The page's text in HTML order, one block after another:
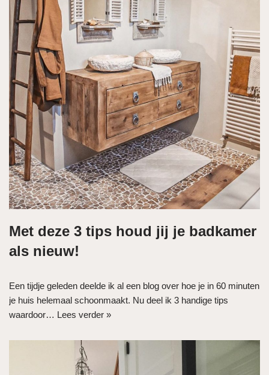
Met deze 3 tips houd jij je badkamer
als nieuw!
Een tijdje geleden deelde ik al een blog over hoe je in 60 minuten
je huis helemaal schoonmaakt. Nu deel ik 3 handige tips
waardoor… Lees verder »